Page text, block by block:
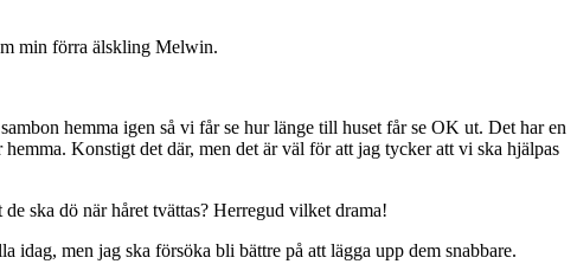
min förra älskling Melwin.
hemma igen så vi får se hur länge till huset får se OK ut. Det har en
Konstigt det där, men det är väl för att jag tycker att vi ska hjälpas
ska dö när håret tvättas? Herregud vilket drama!
idag, men jag ska försöka bli bättre på att lägga upp dem snabbare.